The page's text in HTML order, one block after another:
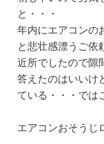
と・・・
年内にエアコンの
と悲壮感漂うご依
近所でしたので隙
答えたのはいいけ
ている・・・では
エアコンおそう